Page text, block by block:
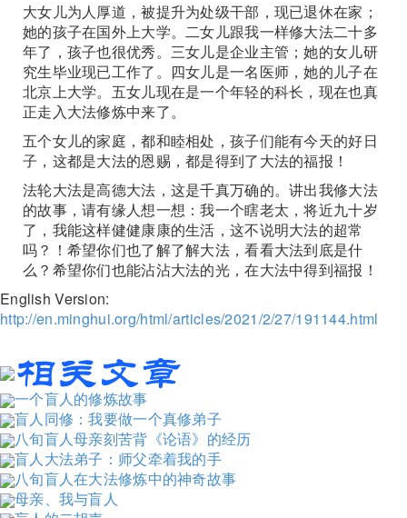
大女儿为人厚道，被提升为处级干部，现已退休在家；
她的孩子在国外上大学。二女儿跟我一样修大法二十多
年了，孩子也很优秀。三女儿是企业主管；她的女儿研
究生毕业现已工作了。四女儿是一名医师，她的儿子在
北京上大学。五女儿现在是一个年轻的科长，现在也真
正走入大法修炼中来了。
五个女儿的家庭，都和睦相处，孩子们能有今天的好日
子，这都是大法的恩赐，都是得到了大法的福报！
法轮大法是高德大法，这是千真万确的。讲出我修大法
的故事，请有缘人想一想：我一个瞎老太，将近九十岁
了，我能这样健健康康的生活，这不说明大法的超常
吗？！希望你们也了解了解大法，看看大法到底是什
么？希望你们也能沾沾大法的光，在大法中得到福报！
English Version:
http://en.minghui.org/html/articles/2021/2/27/191144.html
一个盲人的修炼故事
盲人同修：我要做一个真修弟子
八旬盲人母亲刻苦背《论语》的经历
盲人大法弟子：师父牵着我的手
八旬盲人在大法修炼中的神奇故事
母亲、我与盲人